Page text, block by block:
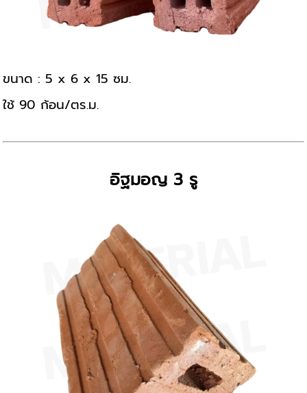
ขนาด : 5 x 6 x 15 ซม.
ใช้ 90 ก้อน/ตร.ม.
อิฐมอญ 3 รู